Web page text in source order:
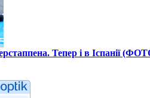
Тепер і в Іспанії